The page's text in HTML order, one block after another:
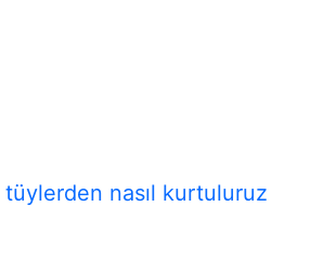
nasıl kurtuluruz